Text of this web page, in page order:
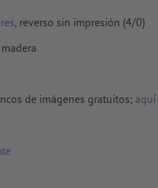
, reverso sin impresión (4/0)
de imágenes gratuitos; aquí